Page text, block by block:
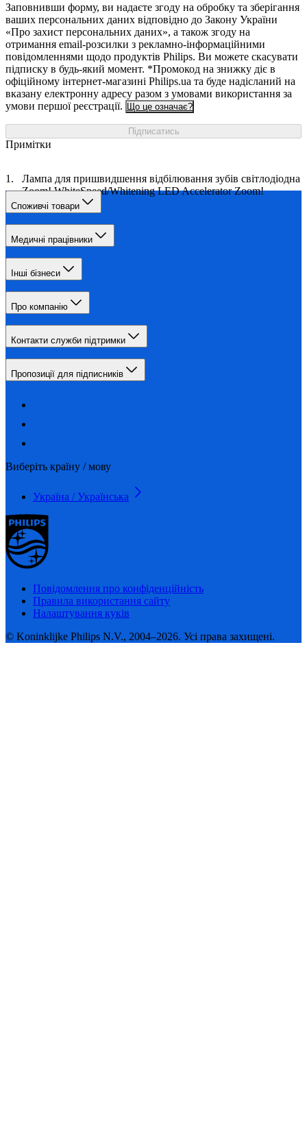
Заповнивши форму, ви надаєте згоду на обробку та зберігання
ваших персональних даних відповідно до Закону України
«Про захист персональних даних», а також згоду на
отримання email-розсилки з рекламно-інформаційними
повідомленнями щодо продуктів Philips. Ви можете скасувати
підписку в будь-який момент. *Промокод на знижку діє в
офіційному інтернет-магазині Philips.ua та буде надісланий на
вказану електронну адресу разом з умовами використання за
умови першої реєстрації. Що це означає?
Підписатись
Примітки
Лампа для пришвидшення відбілювання зубів cвітлодіодна
Zoom! WhiteSpeed/Whitening LED Accelerator Zoom!
WhiteSpeed
Споживчі товари
Медичні працівники
Інші бізнеси
Про компанію
Контакти служби підтримки
Пропозиції для підписників
Виберіть країну / мову
Україна / Українська
Повідомлення про конфіденційність
Правила використання сайту
Налаштування куків
© Koninklijke Philips N.V., 2004–2026. Усі права захищені.